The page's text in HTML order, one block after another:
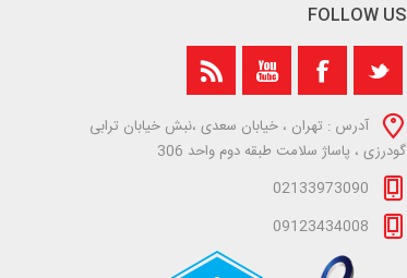
FOLLOW US
آدرس : تهران ، خیابان سعدی ،نبش خیابان ترابی
گودرزی ، پاساژ سلامت طبقه دوم واحد 306
02133973090
09123434008